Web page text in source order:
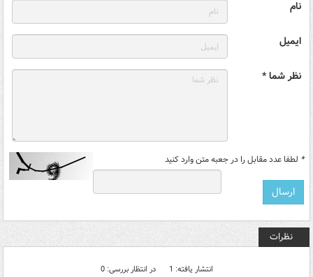
نام
ایمیل
نظر شما *
* لطفا عدد مقابل را در جعبه متن وارد کنید
نظرات
انتشار یافته: 1 در انتظار بررسی: 0